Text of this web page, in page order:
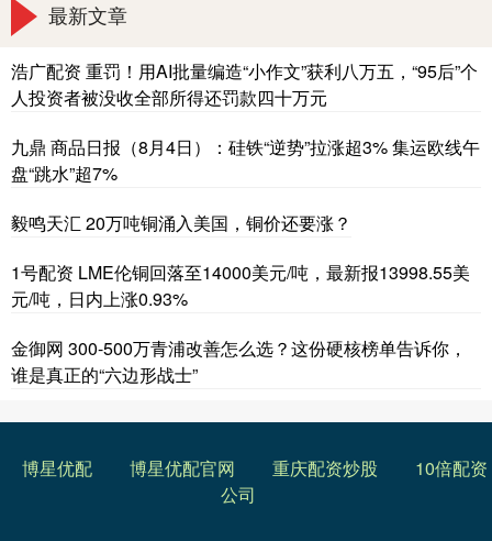
最新文章
浩广配资 重罚！用AI批量编造“小作文”获利八万五，“95后”个
人投资者被没收全部所得还罚款四十万元
九鼎 商品日报（8月4日）：硅铁“逆势”拉涨超3% 集运欧线午
盘“跳水”超7%
毅鸣天汇 20万吨铜涌入美国，铜价还要涨？
1号配资 LME伦铜回落至14000美元/吨，最新报13998.55美
元/吨，日内上涨0.93%
金御网 300-500万青浦改善怎么选？这份硬核榜单告诉你，
谁是真正的“六边形战士”
博星优配 博星优配官网 重庆配资炒股
10倍配资
公司